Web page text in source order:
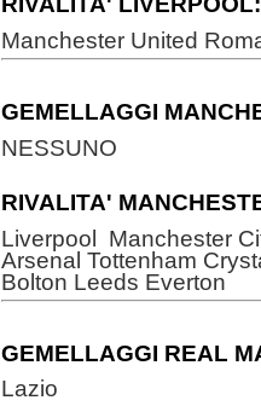
Manchester United
GEMELLAGGI
NESSUNO
RIVALITA'
Liverpool Manchester
Arsenal Tottenham
Bolton Leeds Everton
GEMELLAGGI REAL
Lazio